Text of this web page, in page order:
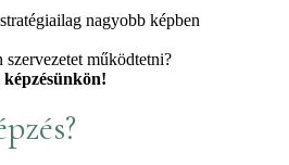
nagyobb képben
szervezetet működtetni?